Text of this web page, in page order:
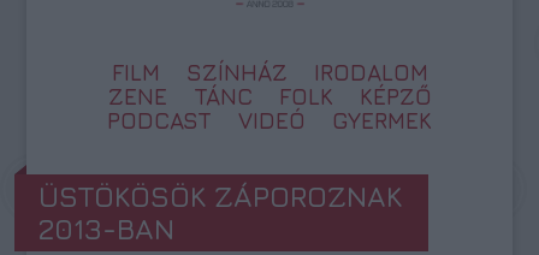
FILM SZÍNHÁZ
IRODALOM
ZENE
TÁNC FOLK
KÉPZŐ
PODCAST
VIDEÓ GYERMEK
ÜSTÖKÖSÖK ZÁPOROZNAK
2013-BAN